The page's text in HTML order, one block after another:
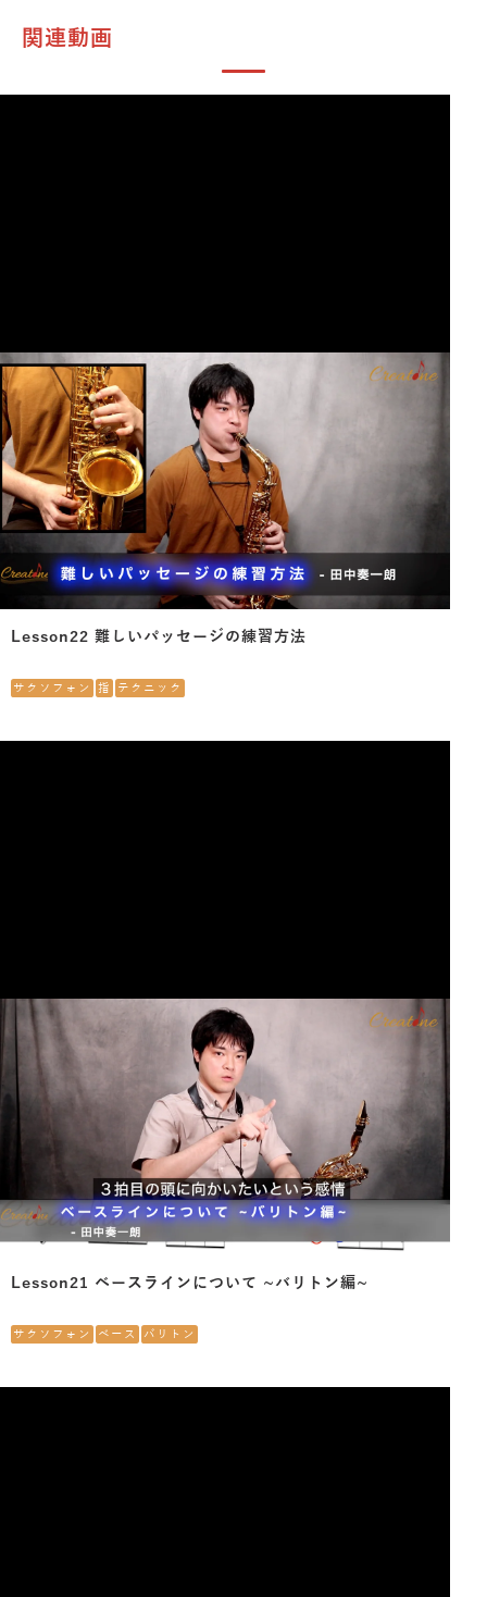
関連動画
Lesson22 難しいパッセージの練習方法
サクソフォン 指 テクニック
Lesson21 ベースラインについて ~バリトン編~
サクソフォン ベース バリトン